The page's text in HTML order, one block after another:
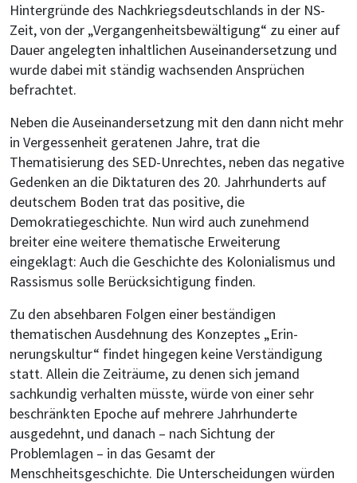
Hintergründe des Nachkriegsdeutschlands in der NS-
Zeit, von der „Vergangenheitsbewältigung“ zu einer auf
Dauer angelegten inhaltlichen Auseinandersetzung und
wurde dabei mit ständig wachsenden Ansprüchen
befrachtet.
Neben die Auseinandersetzung mit den dann nicht mehr
in Vergessenheit geratenen Jahre, trat die
Thematisierung des SED-Unrechtes, neben das negative
Gedenken an die Diktaturen des 20. Jahrhunderts auf
deutschem Boden trat das positive, die
Demokratiegeschichte. Nun wird auch zunehmend
breiter eine weitere thematische Erweiterung
eingeklagt: Auch die Geschichte des Kolonialismus und
Rassismus solle Berücksichtigung finden.
Zu den absehbaren Folgen einer beständigen
thematischen Ausdehnung des Konzeptes „Erin-
nerungskultur“ findet hingegen keine Verständigung
statt. Allein die Zeiträume, zu denen sich jemand
sachkundig verhalten müsste, würde von einer sehr
beschränkten Epoche auf mehrere Jahrhunderte
ausgedehnt, und danach – nach Sichtung der
Problemlagen – in das Gesamt der
Menschheitsgeschichte. Die Unterscheidungen würden